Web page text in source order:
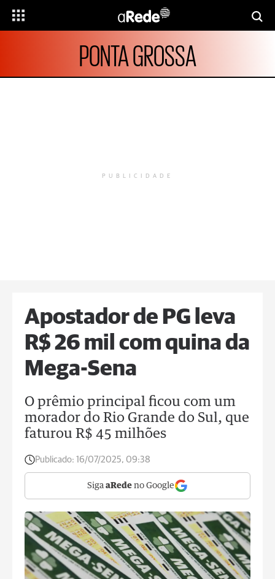
PONTA GROSSA
PUBLICIDADE
Apostador de PG leva
R$ 26 mil com quina da
Mega-Sena
O prêmio principal ficou com um
morador do Rio Grande do Sul, que
faturou R$ 45 milhões
Publicado: 16/07/2025, 09:38
Siga aRede no Google